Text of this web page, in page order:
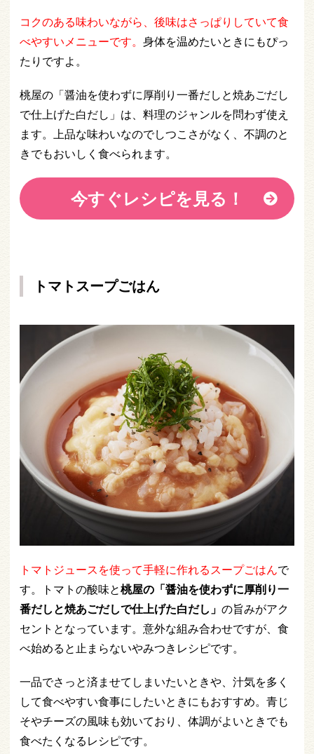
コクのある味わいながら、後味はさっぱりしていて食
べやすいメニューです。 身体を温めたいときにもぴっ
たりですよ。
桃屋の「醤油を使わずに厚削り一番だしと焼あごだし
で仕上げた白だし」は、料理のジャンルを問わず使え
ます。上品な味わいなのでしつこさがなく、不調のと
きでもおいしく食べられます。
今すぐレシピを見る！
トマトスープごはん
トマトジュースを使って手軽に作れるスープごはんで
す。トマトの酸味と桃屋の「醤油を使わずに厚削り一
番だしと焼あごだしで仕上げた白だし」 の旨みがアク
セントとなっています。意外な組み合わせですが、食
べ始めると止まらないやみつきレシピです。
一品でさっと済ませてしまいたいときや、汁気を多く
して食べやすい食事にしたいときにもおすすめ。青じ
そやチーズの風味も効いており、体調がよいときでも
食べたくなるレシピです。